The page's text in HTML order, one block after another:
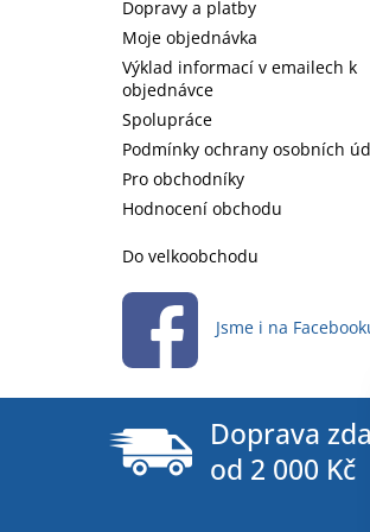
Dopravy a platby
Moje objednávka
Výklad informací v emailech k
objednávce
Spolupráce
Podmínky ochrany osobních
Pro obchodníky
Hodnocení obchodu
Do velkoobchodu
Jsme i na
Doprava
od 2 000 Kč